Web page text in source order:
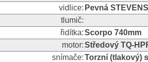
vidlice: Pevná
tlumič:
řidítka:Scorpo 740mm
motor:Středový TQ-
snímače:Torzní (tlakový)